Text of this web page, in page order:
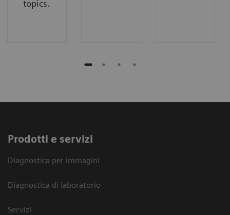
topics.
Prodotti e servizi
Diagnostica per immagini
Diagnostica di laboratorio
Servizi